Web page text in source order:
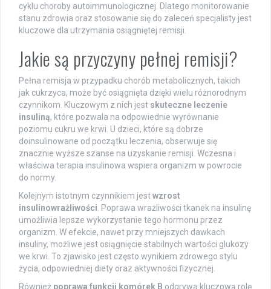
cyklu choroby autoimmunologicznej. Dlatego monitorowanie
stanu zdrowia oraz stosowanie się do zaleceń specjalisty jest
kluczowe dla utrzymania osiągniętej remisji.
Jakie są przyczyny pełnej remisji?
Pełna remisja w przypadku chorób metabolicznych, takich
jak cukrzyca, może być osiągnięta dzięki wielu różnorodnym
czynnikom. Kluczowym z nich jest skuteczne leczenie
insuliną, które pozwala na odpowiednie wyrównanie
poziomu cukru we krwi. U dzieci, które są dobrze
doinsulinowane od początku leczenia, obserwuje się
znacznie wyższe szanse na uzyskanie remisji. Wczesna i
właściwa terapia insulinowa wspiera organizm w powrocie
do normy.
Kolejnym istotnym czynnikiem jestwzrost
insulinowrażliwości. Poprawa wrażliwości tkanek na insulinę
umożliwia lepsze wykorzystanie tego hormonu przez
organizm. W efekcie, nawet przy mniejszych dawkach
insuliny, możliwe jest osiągnięcie stabilnych wartości glukozy
we krwi. To zjawisko jest często wynikiem zdrowego stylu
życia, odpowiedniej diety oraz aktywności fizycznej.
Również poprawa funkcji komórek B odgrywa kluczową rolę